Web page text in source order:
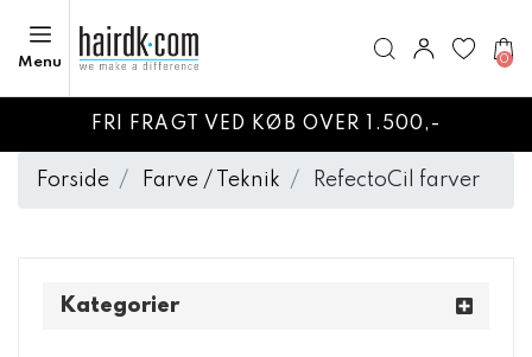
Menu 0
FRI FRAGT VED KØB OVER 1.500,-
Forside Farve / Teknik RefectoCil farver
Kategorier